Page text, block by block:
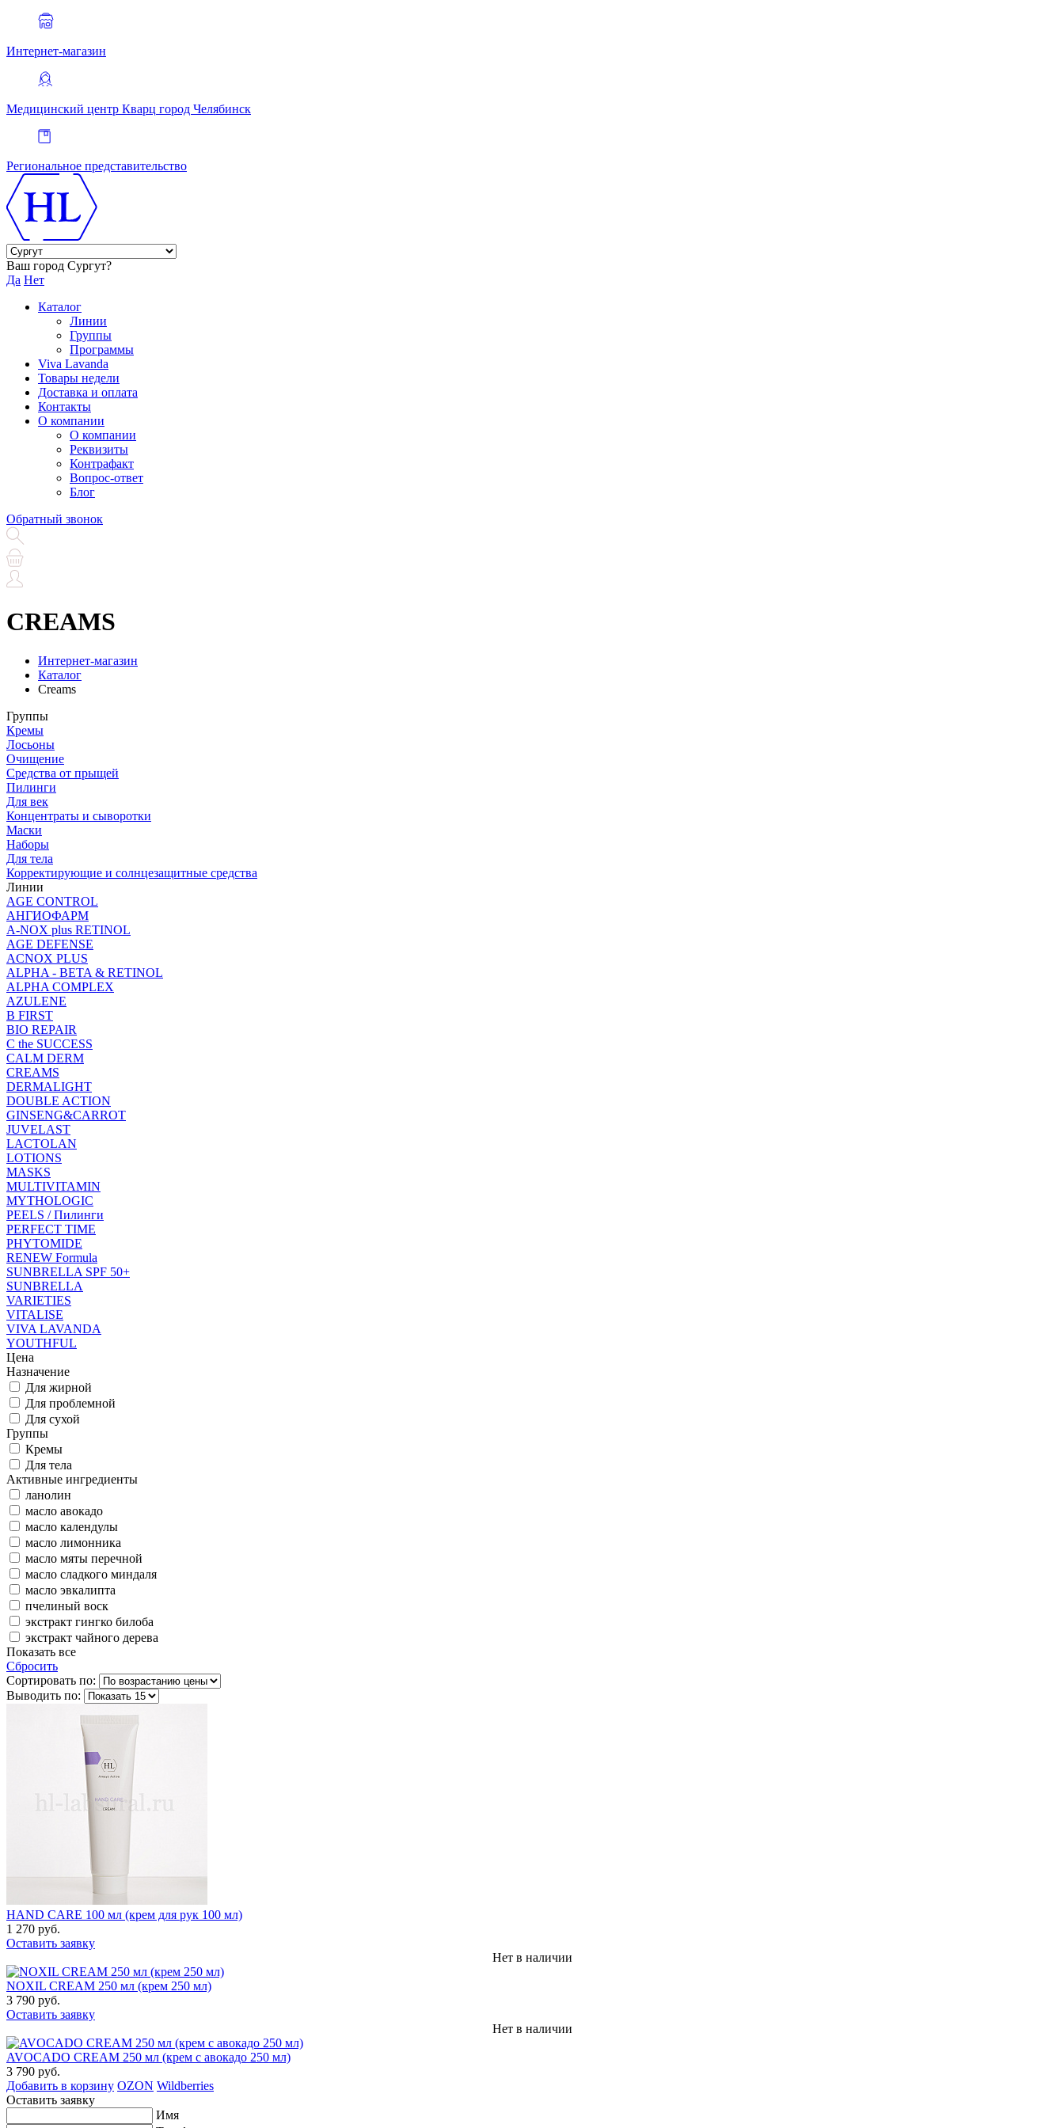
Интернет-магазин
Медицинский центр Кварц город Челябинск
Региональное представительство
Ваш город Сургут?
Да Нет
Каталог
Линии
Группы
Программы
Viva Lavanda
Товары недели
Доставка и оплата
Контакты
О компании
О компании
Реквизиты
Контрафакт
Вопрос-ответ
Блог
Обратный звонок
CREAMS
Интернет-магазин
Каталог
Creams
Группы
Кремы
Лосьоны
Очищение
Средства от прыщей
Пилинги
Для век
Концентраты и сыворотки
Маски
Наборы
Для тела
Корректирующие и солнцезащитные средства
Линии
AGE CONTROL
АНГИОФАРМ
A-NOX plus RETINOL
AGE DEFENSE
ACNOX PLUS
ALPHA - BETA & RETINOL
ALPHA COMPLEX
AZULENE
B FIRST
BIO REPAIR
C the SUCCESS
CALM DERM
CREAMS
DERMALIGHT
DOUBLE ACTION
GINSENG&CARROT
JUVELAST
LACTOLAN
LOTIONS
MASKS
MULTIVITAMIN
MYTHOLOGIC
PEELS / Пилинги
PERFECT TIME
PHYTOMIDE
RENEW Formula
SUNBRELLA SPF 50+
SUNBRELLA
VARIETIES
VITALISE
VIVA LAVANDA
YOUTHFUL
Цена
Назначение
Для жирной
Для проблемной
Для сухой
Группы
Кремы
Для тела
Активные ингредиенты
ланолин
масло авокадо
масло календулы
масло лимонника
масло мяты перечной
масло сладкого миндаля
масло эвкалипта
пчелиный воск
экстракт гингко билоба
экстракт чайного дерева
Показать все
Сбросить
Сортировать по:
Выводить по:
HAND CARE 100 мл (крем для рук 100 мл)
1 270 руб.
Оставить заявку
Нет в наличии
NOXIL CREAM 250 мл (крем 250 мл)
3 790 руб.
Оставить заявку
Нет в наличии
AVOCADO CREAM 250 мл (крем с авокадо 250 мл)
3 790 руб.
Добавить в корзину OZON Wildberries
Оставить заявку
Имя